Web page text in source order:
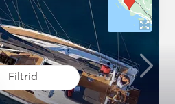
Filtrid